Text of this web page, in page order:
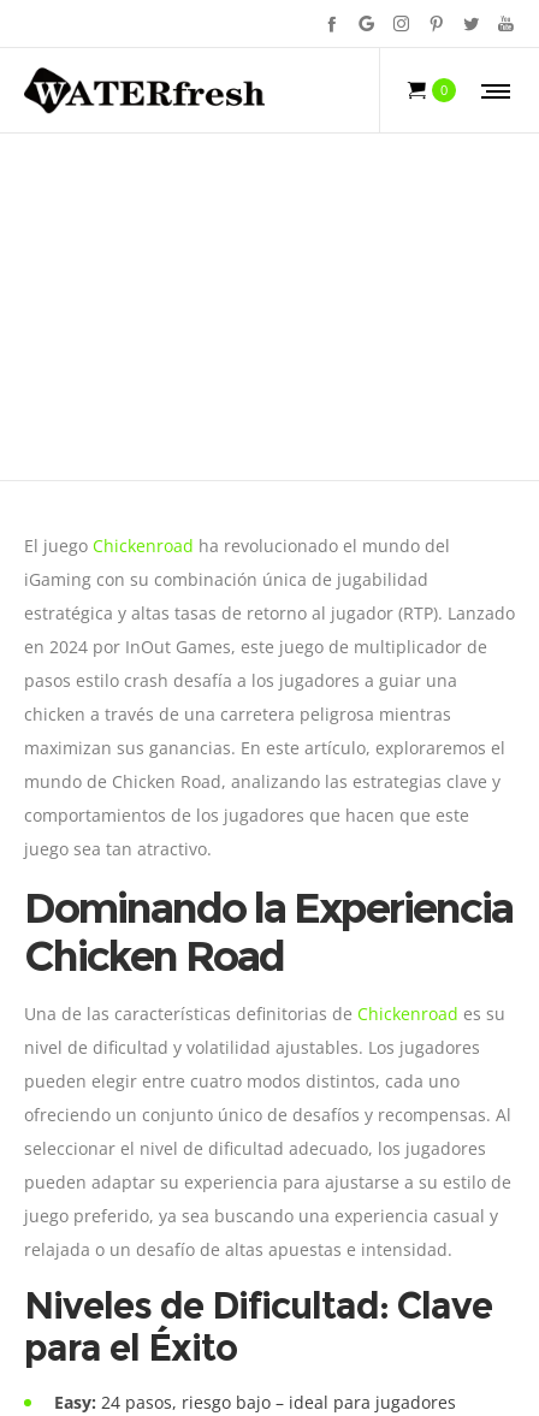
0
El juego Chickenroad ha revolucionado el mundo del
iGaming con su combinación única de jugabilidad
estratégica y altas tasas de retorno al jugador (RTP). Lanzado
en 2024 por InOut Games, este juego de multiplicador de
pasos estilo crash desafía a los jugadores a guiar una
chicken a través de una carretera peligrosa mientras
maximizan sus ganancias. En este artículo, exploraremos el
mundo de Chicken Road, analizando las estrategias clave y
comportamientos de los jugadores que hacen que este
juego sea tan atractivo.
Dominando la Experiencia
Chicken Road
Una de las características definitorias de Chickenroad es su
nivel de dificultad y volatilidad ajustables. Los jugadores
pueden elegir entre cuatro modos distintos, cada uno
ofreciendo un conjunto único de desafíos y recompensas. Al
seleccionar el nivel de dificultad adecuado, los jugadores
pueden adaptar su experiencia para ajustarse a su estilo de
juego preferido, ya sea buscando una experiencia casual y
relajada o un desafío de altas apuestas e intensidad.
Niveles de Dificultad: Clave
para el Éxito
Easy: 24 pasos, riesgo bajo – ideal para jugadores